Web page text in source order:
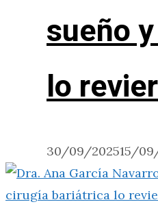
sueño
lo
30/09/202515/